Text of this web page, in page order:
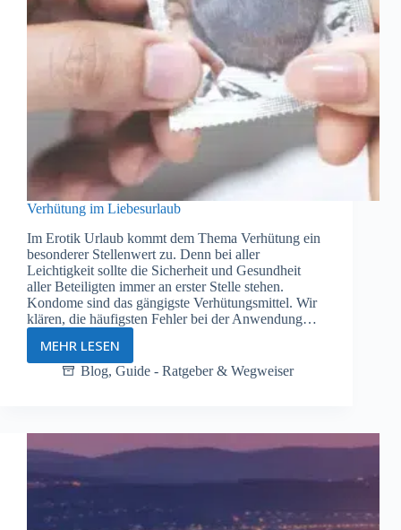
Verhütung im Liebesurlaub
Im Erotik Urlaub kommt dem Thema Verhütung ein
besonderer Stellenwert zu. Denn bei aller
Leichtigkeit sollte die Sicherheit und Gesundheit
aller Beteiligten immer an erster Stelle stehen.
Kondome sind das gängigste Verhütungsmittel. Wir
klären, die häufigsten Fehler bei der Anwendung…
MEHR LESEN
Verhütung
im
Blog, Guide - Ratgeber & Wegweiser